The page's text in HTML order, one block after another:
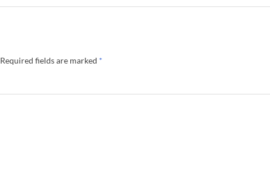
Required fields are marked *